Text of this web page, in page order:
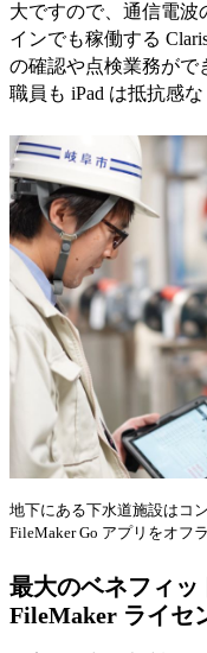
大ですので、通信電波
インでも稼働する
の確認や点検業務がで
職員も iPad は抵抗感
地下にある下水道施設はコ
FileMaker Go アプリをオフ
最大のベネフィ
FileMaker ライセ